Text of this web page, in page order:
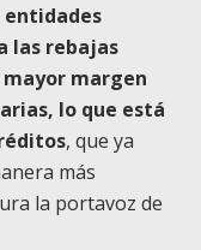
entidades
las rebajas
mayor margen
lo que está
, que ya
más
la portavoz de